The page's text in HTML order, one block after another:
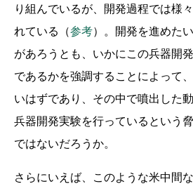
り組んでいるが、開発過程では様
れている（参考）。開発を進めた
があろうとも、いかにこの兵器開
であるかを強調することによって
いはずであり、その中で噴出した
兵器開発実験を行っているという
ではないだろうか。
さらにいえば、このような米中間